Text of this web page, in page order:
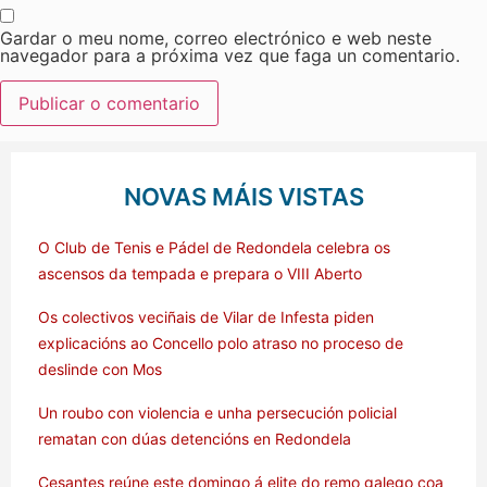
Gardar o meu nome, correo electrónico e web neste
navegador para a próxima vez que faga un comentario.
NOVAS MÁIS VISTAS
O Club de Tenis e Pádel de Redondela celebra os
ascensos da tempada e prepara o VIII Aberto
Os colectivos veciñais de Vilar de Infesta piden
explicacións ao Concello polo atraso no proceso de
deslinde con Mos
Un roubo con violencia e unha persecución policial
rematan con dúas detencións en Redondela
Cesantes reúne este domingo á elite do remo galego coa